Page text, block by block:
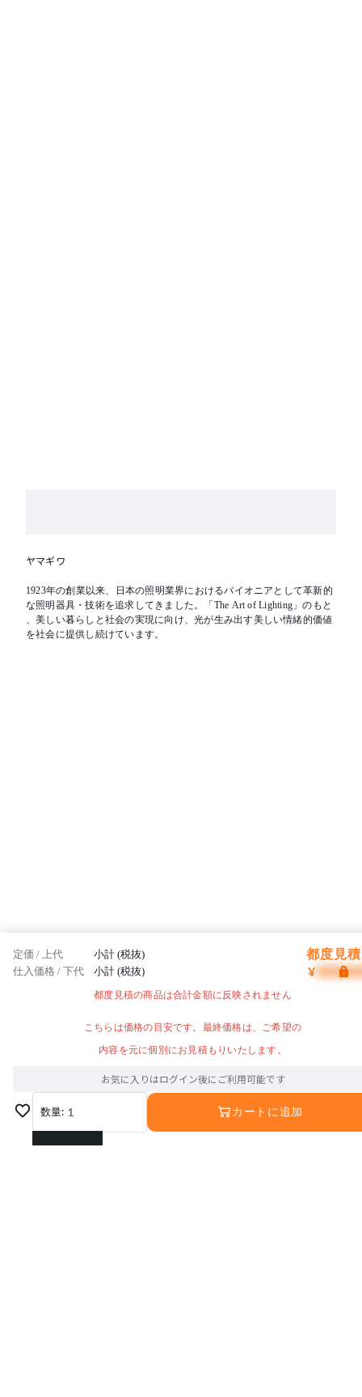
ヤマギワ
1923年の創業以来、日本の照明業界におけるパイオニアとして革新的
な照明器具・技術を追求してきました。「The Art of Lighting」のもと
、美しい暮らしと社会の実現に向け、光が生み出す美しい情緒的価値
を社会に提供し続けています。
定価 / 上代 小計 (税抜) 都度見
仕入価格 / 下代 小計 (税抜) ¥
都度見積の商品は合計金額に反映されません
こちらは価格の目安です。最終価格は、ご希望の
内容を元に個別にお見積もりいたします。
お気に入りはログイン後にご利用可能です
数量: 1
1
カートに追加